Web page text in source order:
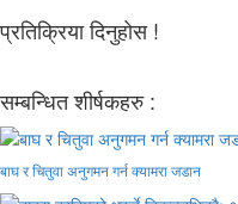
प्रतिक्रिया दिनुहोस !
सम्बन्धित शीर्षकहरु :
बाघ र चितुवा अनुगमन गर्न क्यामरा जडान